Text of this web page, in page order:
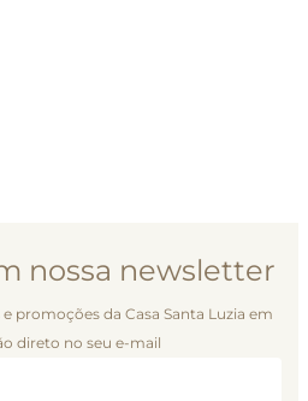
nossa newsletter
promoções da Casa Santa Luzia em
direto no seu e-mail